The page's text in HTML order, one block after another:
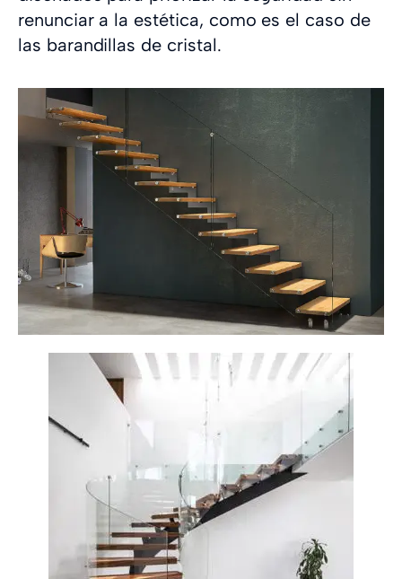
renunciar a la estética, como es el caso de
las barandillas de cristal.